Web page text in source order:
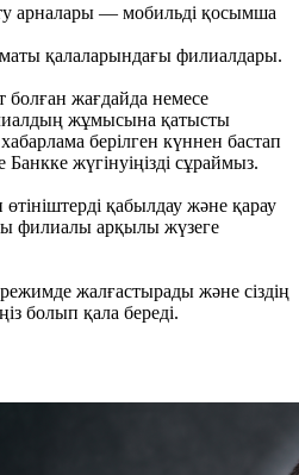
арналары — мобильді қосымша
қалаларындағы филиалдары.
жағдайда немесе
жұмысына қатысты
берілген күннен бастап
жүгінуіңізді сұраймыз.
қабылдау және қарау
филиалы арқылы жүзеге
жалғастырады және сіздің
болып қала береді.